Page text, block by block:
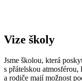
Vize školy
Jsme školou, která
s přátelskou
a rodiče mají možnost